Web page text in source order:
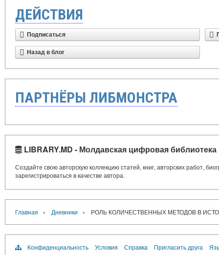
ДЕЙСТВИЯ
Подписаться
Назад в блог
ПАРТНЁРЫ ЛИБМОНСТРА
LIBRARY.MD - Молдавская цифровая библиотека
Создайте свою авторскую коллекцию статей, книг, авторских работ,
зарегистрироваться в качестве автора.
Главная › Дневники › РОЛЬ КОЛИЧЕСТВЕННЫХ МЕТОДОВ В
Конфиденциальность Условия Справка Пригласить друга